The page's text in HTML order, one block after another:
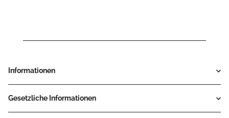
Informationen
Gesetzliche Informationen